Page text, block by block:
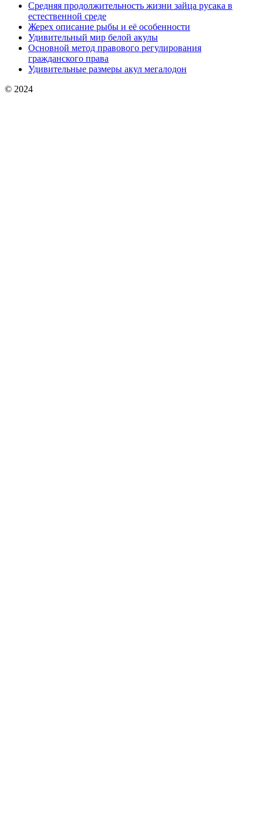
Средняя продолжительность жизни зайца русака в
естественной среде
Жерех описание рыбы и её особенности
Удивительный мир белой акулы
Основной метод правового регулирования
гражданского права
Удивительные размеры акул мегалодон
© 2024